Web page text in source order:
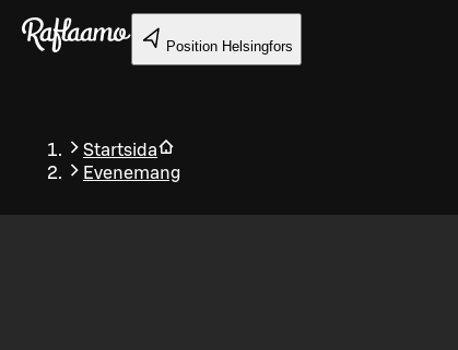
Gå till huvudinnehållet
Position Helsingfors
Startsida
Evenemang
Tillbaka